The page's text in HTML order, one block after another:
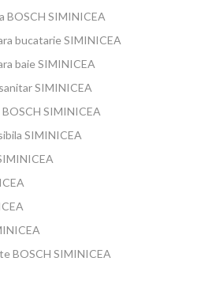
BOSCH SIMINICEA
bucatarie SIMINICEA
baie SIMINICEA
SIMINICEA
SIMINICEA
SIMINICEA
BOSCH SIMINICEA